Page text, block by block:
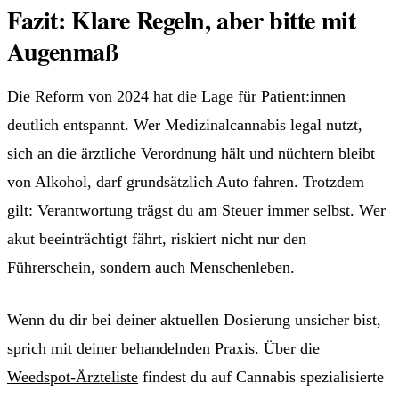
Fazit: Klare Regeln, aber bitte mit
Augenmaß
Die Reform von 2024 hat die Lage für Patient:innen
deutlich entspannt. Wer Medizinalcannabis legal nutzt,
sich an die ärztliche Verordnung hält und nüchtern bleibt
von Alkohol, darf grundsätzlich Auto fahren. Trotzdem
gilt: Verantwortung trägst du am Steuer immer selbst. Wer
akut beeinträchtigt fährt, riskiert nicht nur den
Führerschein, sondern auch Menschenleben.
Wenn du dir bei deiner aktuellen Dosierung unsicher bist,
sprich mit deiner behandelnden Praxis. Über die
Weedspot-Ärzteliste findest du auf Cannabis spezialisierte